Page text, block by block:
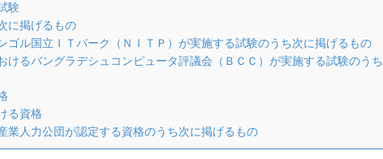
験
に掲げるもの
ゴル国立ＩＴパーク（ＮＩＴＰ）が実施する試験のうち次に掲げるもの
けるバングラデシュコンピュータ評議会（ＢＣＣ）が実施する試験のうち
る資格
業人力公団が認定する資格のうち次に掲げるもの